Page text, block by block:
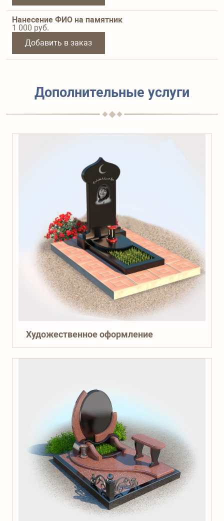
Нанесение ФИО на памятник
1 000 руб.
Добавить в заказ
Дополнительные услуги
Художественное оформление